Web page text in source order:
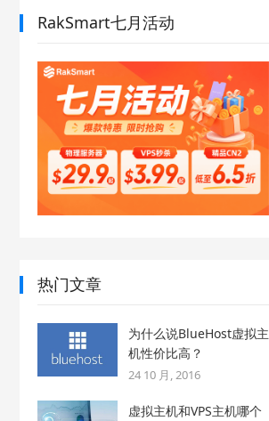
RakSmart七月活动
热门文章
为什么说BlueHost虚拟主
机性价比高？
24 10 月, 2016
虚拟主机和VPS主机哪个